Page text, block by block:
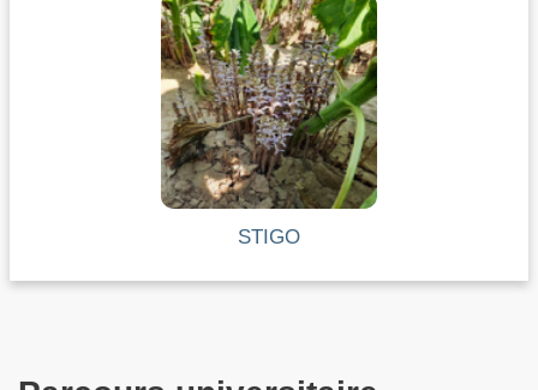
STIGO